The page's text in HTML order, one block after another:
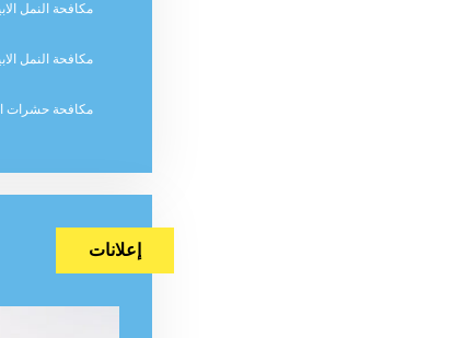
مكافحة النمل
مكافحة النمل
مكافحة حشرات
إعلانات